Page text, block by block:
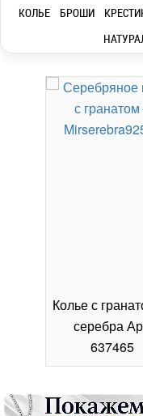
КОЛЬЕ
БРОШИ
Колье с
серебра
637465